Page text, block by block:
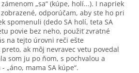
„sa“ (kúpe, holí...). I napriek
odporúčam, aby ste ho pri
spomenuli (dedo SA holí, teta SA
povie bez neho, použiť zvratné
na tejto úrovni reči ešte
ak môj nevravec vetu povedal
som ju po ňom, s pochvalou a
„áno, mama SA kúpe“.